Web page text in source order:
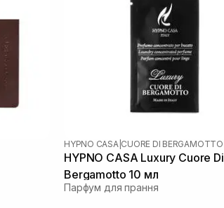
HYPNO CASA CUORE DI BERGAMOTTO
HYPNO CASA Luxury Cuore Di
Bergamotto 10 мл
Парфум для прання